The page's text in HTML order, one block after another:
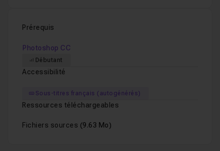
les questions que vous pourriez vous poser pendant ou
Prérequis
Photoshop CC
Débutant
Accessibilité
Sous-titres français (autogénérés)
Ressources téléchargeables
Fichiers sources (9.63 Mo)